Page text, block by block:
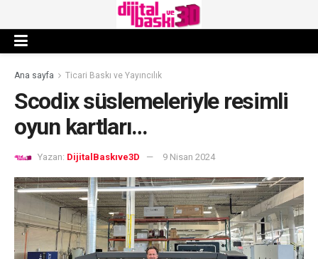
Ana sayfa Ticari Baskı ve Yayıncılık
Scodix süslemeleriyle resimli
oyun kartları…
Yazan: DijitalBaskıve3D 9 Nisan 2024